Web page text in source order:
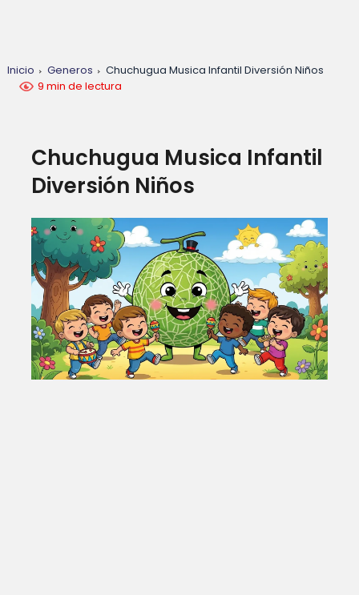
Inicio Generos
Chuchugua Musica Infantil Diversión Niños
9 min de lectura
Chuchugua Musica Infantil
Diversión Niños